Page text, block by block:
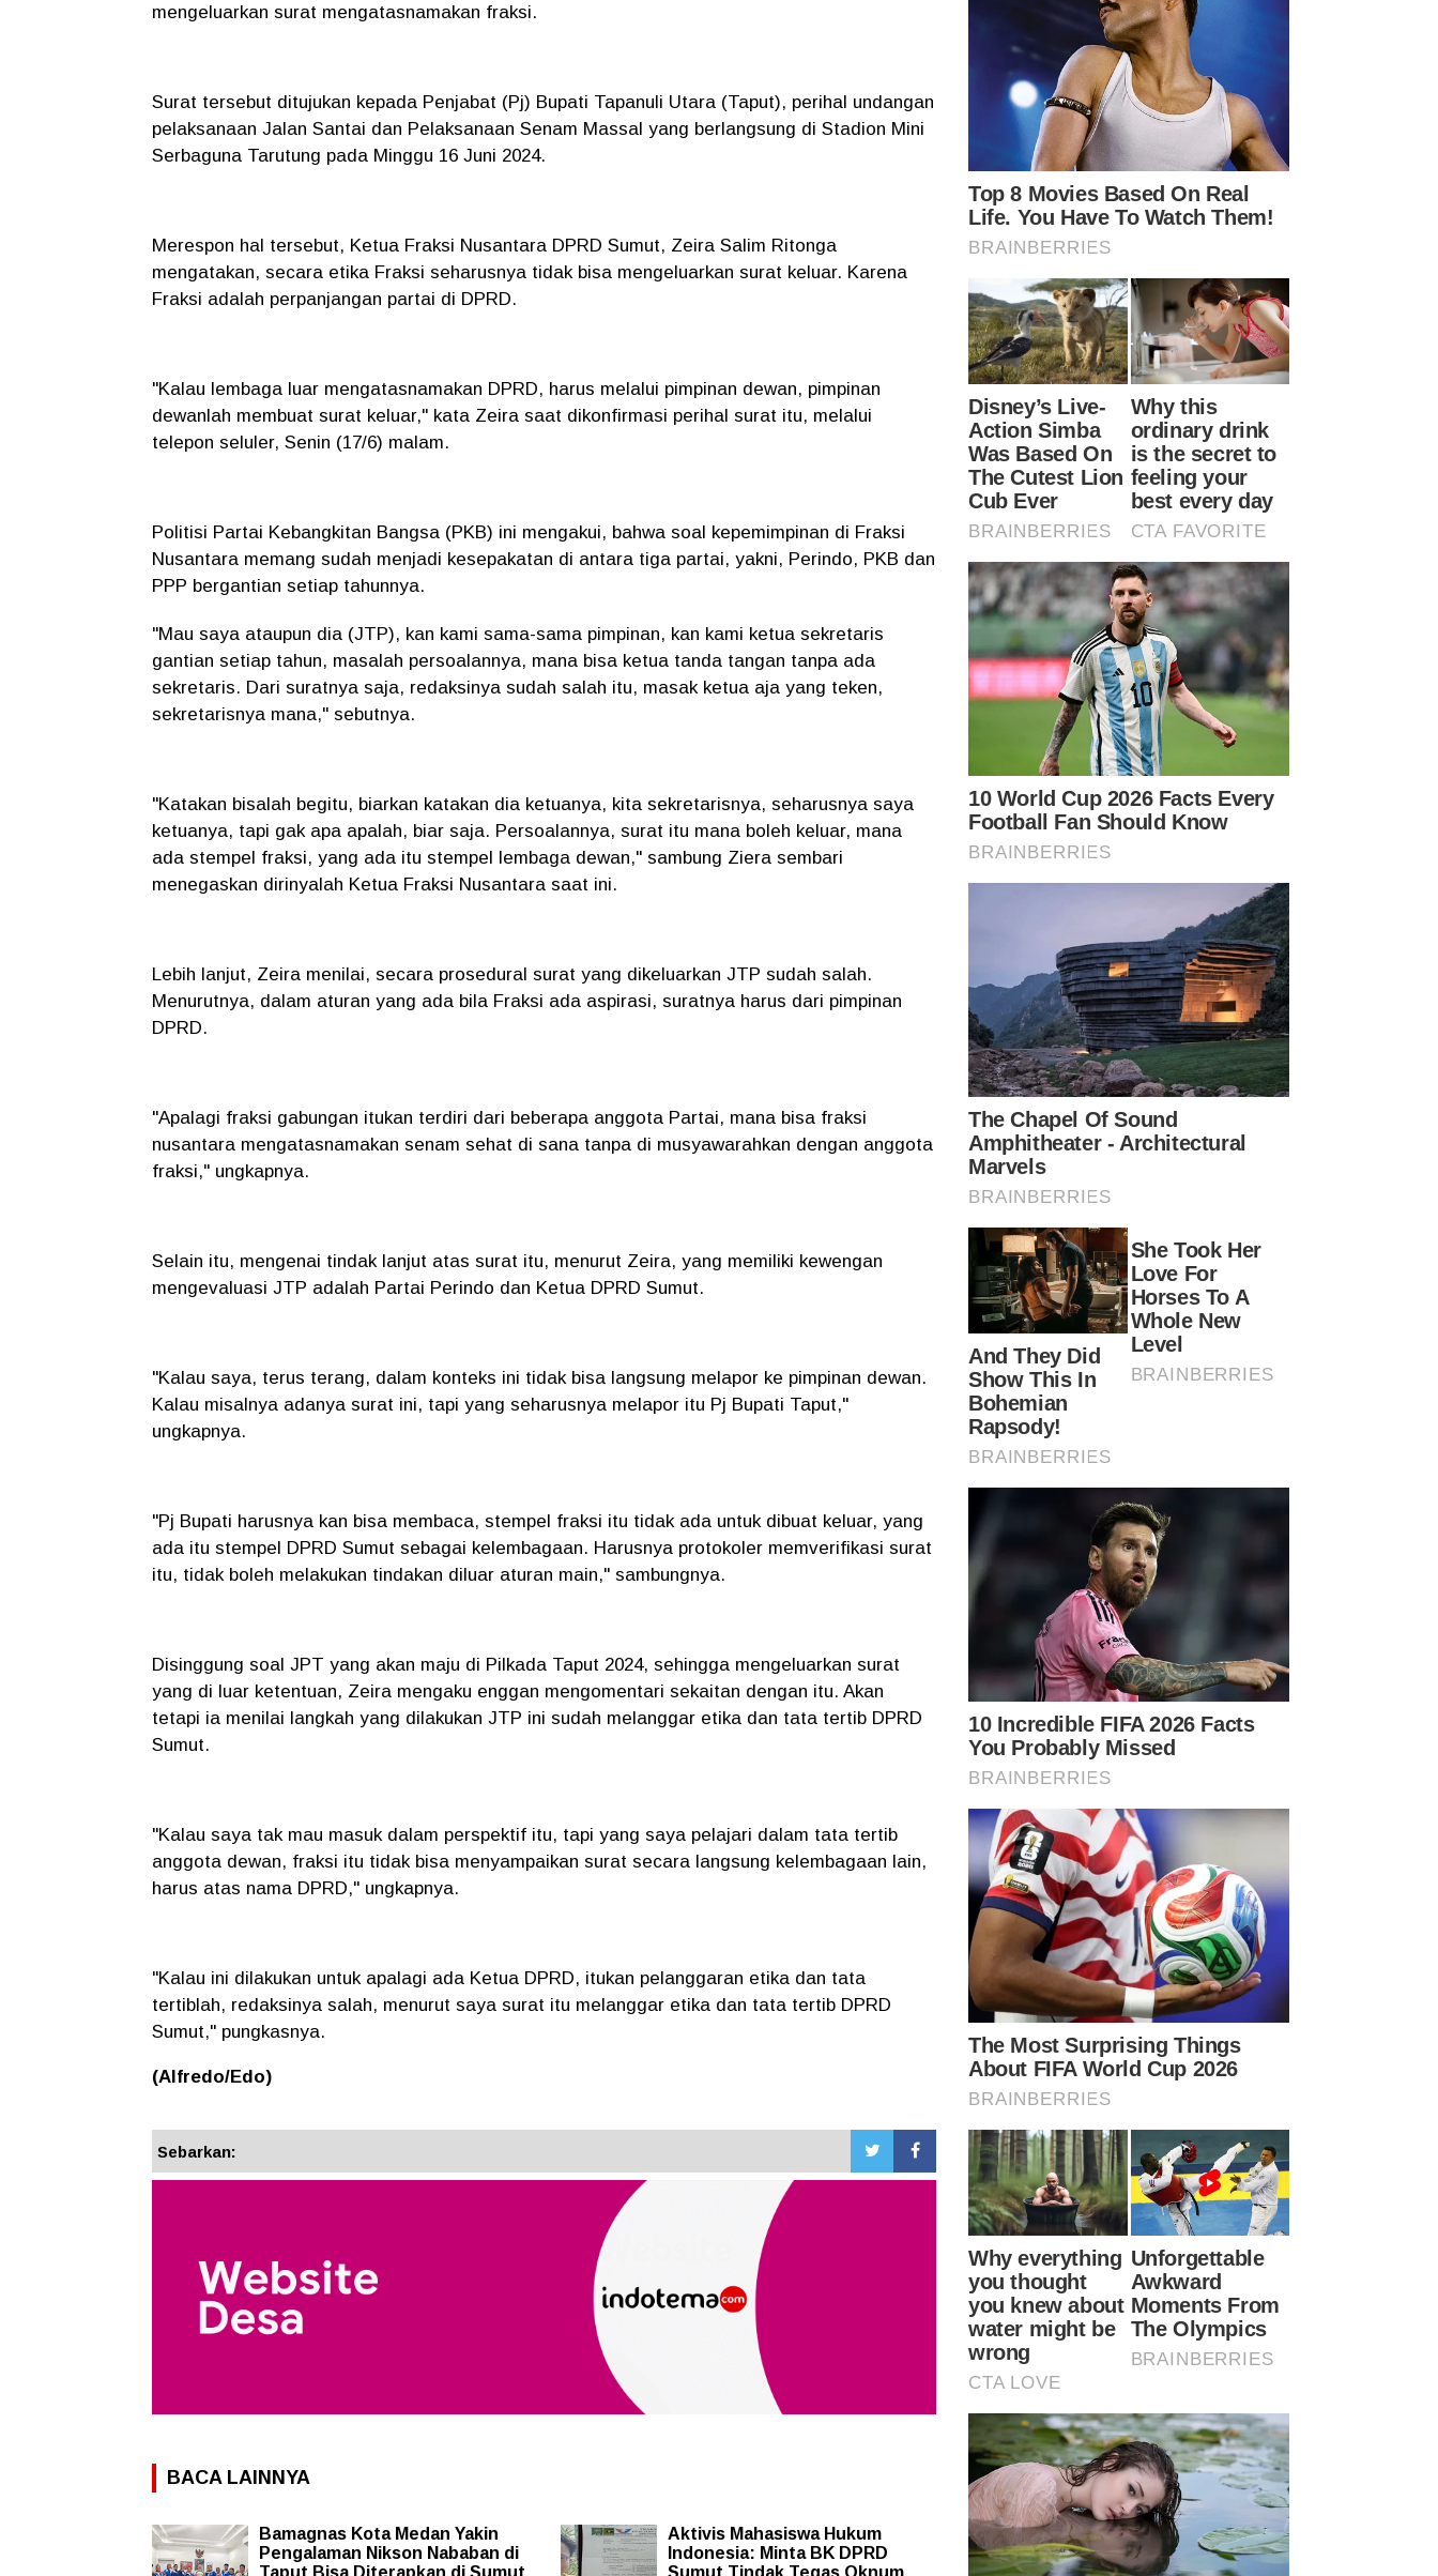
mengeluarkan surat mengatasnamakan fraksi.
Surat tersebut ditujukan kepada Penjabat (Pj) Bupati Tapanuli Utara (Taput), perihal undangan
pelaksanaan Jalan Santai dan Pelaksanaan Senam Massal yang berlangsung di Stadion Mini
Serbaguna Tarutung pada Minggu 16 Juni 2024.
Merespon hal tersebut, Ketua Fraksi Nusantara DPRD Sumut, Zeira Salim Ritonga
mengatakan, secara etika Fraksi seharusnya tidak bisa mengeluarkan surat keluar. Karena
Fraksi adalah perpanjangan partai di DPRD.
"Kalau lembaga luar mengatasnamakan DPRD, harus melalui pimpinan dewan, pimpinan
dewanlah membuat surat keluar," kata Zeira saat dikonfirmasi perihal surat itu, melalui
telepon seluler, Senin (17/6) malam.
Politisi Partai Kebangkitan Bangsa (PKB) ini mengakui, bahwa soal kepemimpinan di Fraksi
Nusantara memang sudah menjadi kesepakatan di antara tiga partai, yakni, Perindo, PKB dan
PPP bergantian setiap tahunnya.
"Mau saya ataupun dia (JTP), kan kami sama-sama pimpinan, kan kami ketua sekretaris
gantian setiap tahun, masalah persoalannya, mana bisa ketua tanda tangan tanpa ada
sekretaris. Dari suratnya saja, redaksinya sudah salah itu, masak ketua aja yang teken,
sekretarisnya mana," sebutnya.
"Katakan bisalah begitu, biarkan katakan dia ketuanya, kita sekretarisnya, seharusnya saya
ketuanya, tapi gak apa apalah, biar saja. Persoalannya, surat itu mana boleh keluar, mana
ada stempel fraksi, yang ada itu stempel lembaga dewan," sambung Ziera sembari
menegaskan dirinyalah Ketua Fraksi Nusantara saat ini.
Lebih lanjut, Zeira menilai, secara prosedural surat yang dikeluarkan JTP sudah salah.
Menurutnya, dalam aturan yang ada bila Fraksi ada aspirasi, suratnya harus dari pimpinan
DPRD.
"Apalagi fraksi gabungan itukan terdiri dari beberapa anggota Partai, mana bisa fraksi
nusantara mengatasnamakan senam sehat di sana tanpa di musyawarahkan dengan anggota
fraksi," ungkapnya.
Selain itu, mengenai tindak lanjut atas surat itu, menurut Zeira, yang memiliki kewengan
mengevaluasi JTP adalah Partai Perindo dan Ketua DPRD Sumut.
"Kalau saya, terus terang, dalam konteks ini tidak bisa langsung melapor ke pimpinan dewan.
Kalau misalnya adanya surat ini, tapi yang seharusnya melapor itu Pj Bupati Taput,"
ungkapnya.
"Pj Bupati harusnya kan bisa membaca, stempel fraksi itu tidak ada untuk dibuat keluar, yang
ada itu stempel DPRD Sumut sebagai kelembagaan. Harusnya protokoler memverifikasi surat
itu, tidak boleh melakukan tindakan diluar aturan main," sambungnya.
Disinggung soal JPT yang akan maju di Pilkada Taput 2024, sehingga mengeluarkan surat
yang di luar ketentuan, Zeira mengaku enggan mengomentari sekaitan dengan itu. Akan
tetapi ia menilai langkah yang dilakukan JTP ini sudah melanggar etika dan tata tertib DPRD
Sumut.
"Kalau saya tak mau masuk dalam perspektif itu, tapi yang saya pelajari dalam tata tertib
anggota dewan, fraksi itu tidak bisa menyampaikan surat secara langsung kelembagaan lain,
harus atas nama DPRD," ungkapnya.
"Kalau ini dilakukan untuk apalagi ada Ketua DPRD, itukan pelanggaran etika dan tata
tertiblah, redaksinya salah, menurut saya surat itu melanggar etika dan tata tertib DPRD
Sumut," pungkasnya.
(Alfredo/Edo)
Sebarkan:
BACA LAINNYA
Bamagnas Kota Medan Yakin
Pengalaman Nikson Nababan di
Aktivis Mahasiswa Hukum
Indonesia: Minta BK DPRD